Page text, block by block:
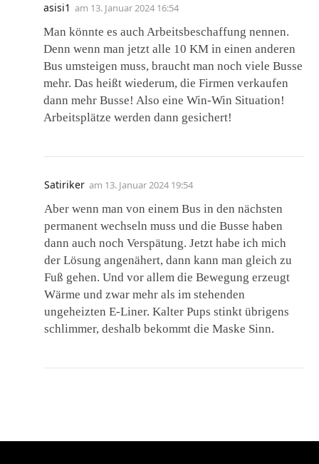
asisi1 am 13. Januar 2024 16:54
Man könnte es auch Arbeitsbeschaffung nennen.
Denn wenn man jetzt alle 10 KM in einen anderen
Bus umsteigen muss, braucht man noch viele Busse
mehr. Das heißt wiederum, die Firmen verkaufen
dann mehr Busse! Also eine Win-Win Situation!
Arbeitsplätze werden dann gesichert!
Satiriker am 13. Januar 2024 19:54
Aber wenn man von einem Bus in den nächsten
permanent wechseln muss und die Busse haben
dann auch noch Verspätung. Jetzt habe ich mich
der Lösung angenähert, dann kann man gleich zu
Fuß gehen. Und vor allem die Bewegung erzeugt
Wärme und zwar mehr als im stehenden
ungeheizten E-Liner. Kalter Pups stinkt übrigens
schlimmer, deshalb bekommt die Maske Sinn.